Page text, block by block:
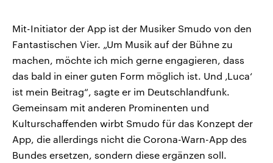
Mit-Initiator der App ist der Musiker Smudo von den
Fantastischen Vier. „Um Musik auf der Bühne zu
machen, möchte ich mich gerne engagieren, dass
das bald in einer guten Form möglich ist. Und ‚Luca‘
ist mein Beitrag“, sagte er im Deutschlandfunk.
Gemeinsam mit anderen Prominenten und
Kulturschaffenden wirbt Smudo für das Konzept der
App, die allerdings nicht die Corona-Warn-App des
Bundes ersetzen, sondern diese ergänzen soll.